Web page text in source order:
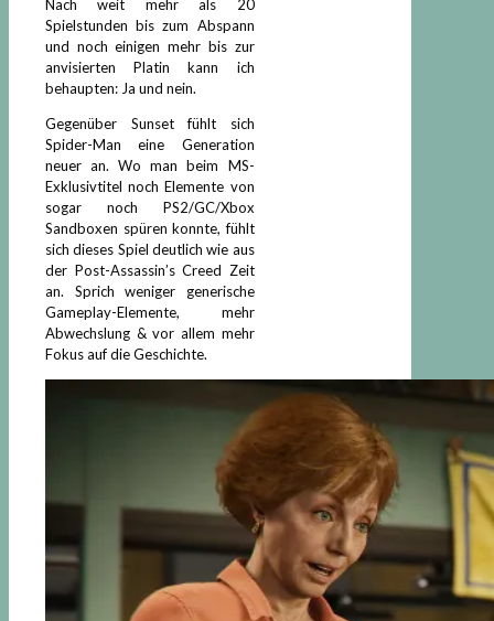
Nach weit mehr als 20
Spielstunden bis zum Abspann
und noch einigen mehr bis zur
anvisierten Platin kann ich
behaupten: Ja und nein.
Gegenüber Sunset fühlt sich
Spider-Man eine Generation
neuer an. Wo man beim MS-
Exklusivtitel noch Elemente von
sogar noch PS2/GC/Xbox
Sandboxen spüren konnte, fühlt
sich dieses Spiel deutlich wie aus
der Post-Assassin’s Creed Zeit
an. Sprich weniger generische
Gameplay-Elemente, mehr
Abwechslung & vor allem mehr
Fokus auf die Geschichte.